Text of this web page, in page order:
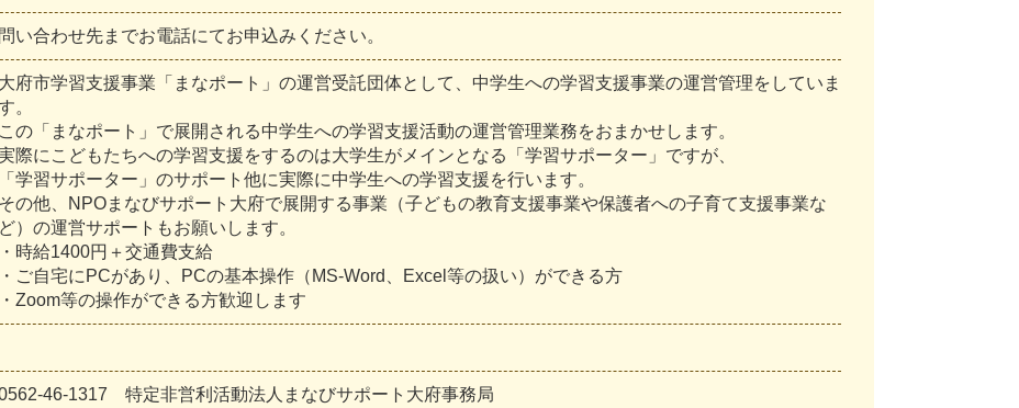
問い合わせ先ま でお電話にてお申込み く ださ い。
大府市学習支援事業 「 ま なポー ト 」 の運営受託団体と して 、 中学生への学習支援事業の運営管理を してい ま
。
この 「 ま なポー ト 」 で展開 される中学生への学習支援活動の運営管理業務をお ま かせし ま す。
際にこ どもたちへの学習支援をするのは大学生がメ イ ンと なる 「 学習サポーター 」 ですが、
「 学習サポーター 」 のサポー ト 他に実際に中学生への学習支援を行い ま す。
その他、 N POま なびサポー ト 大府で展開する事業 （子どもの教育支援事業や保護者への子育て支援事業な
ど） の運営サポー ト もお願い し ま す。
・ 時給1400円 ＋交通費支給
・ ご自宅にPCがあ り 、 PCの基本操作 （ MS-Word 、 Exce 等の扱い） ができ る方
・ Zoom等の操作ができ る方歓迎 し ま す
562-46-1317 特定非営利 活動法人 ま なびサポー ト 大府事務局